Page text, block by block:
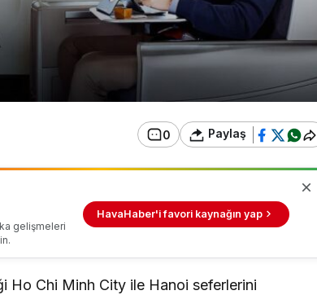
0 Paylaş
gelişmeleri
HavaHaber'i favori kaynağın yap
Ho Chi Minh City ile Hanoi seferlerini